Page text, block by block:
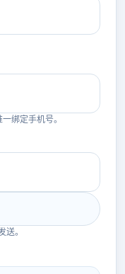
绑定手机号。
送。